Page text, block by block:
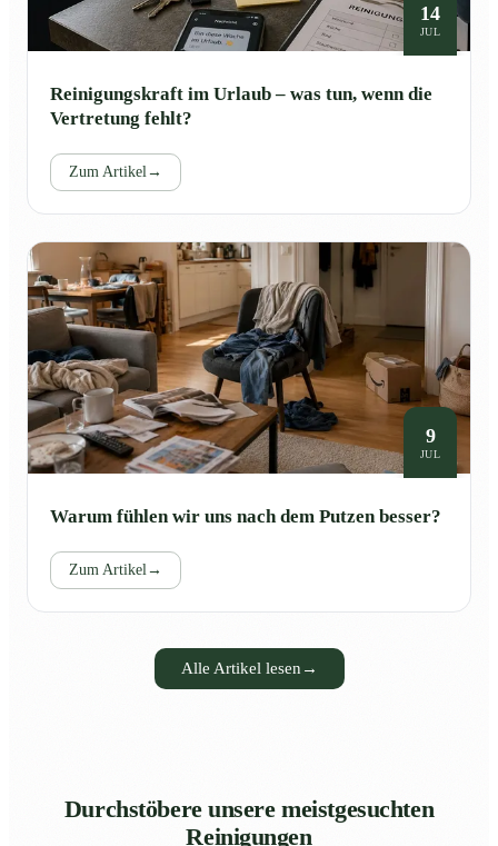
14
JUL
Reinigungskraft im Urlaub – was tun, wenn die
Vertretung fehlt?
Zum Artikel→
9
JUL
Warum fühlen wir uns nach dem Putzen besser?
Zum Artikel→
Alle Artikel lesen →
Durchstöbere unsere meistgesuchten
Reinigungen